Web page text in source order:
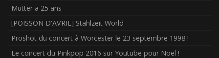
Mutter a 25 ans
[POISSON D'AVRIL] Stahlzeit World
Proshot du concert à Worcester le 23 septembre 1998 !
Le concert du Pinkpop 2016 sur Youtube pour Noël !